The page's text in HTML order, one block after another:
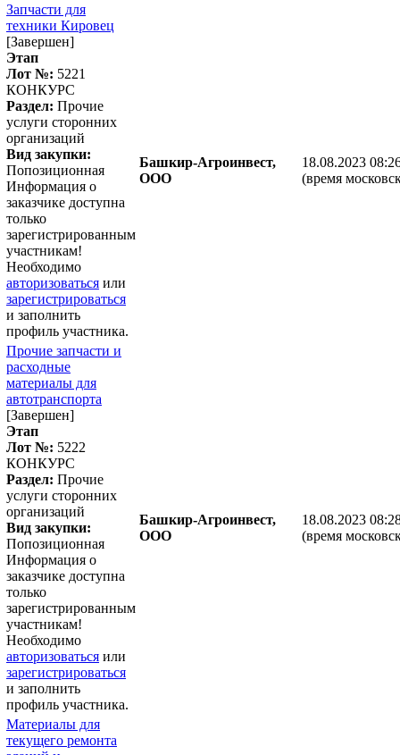
Запчасти для
техники Кировец
[Завершен]
Этап
Лот №: 5221
КОНКУРС
Раздел: Прочие
услуги сторонних
организаций
Вид закупки:
Попозиционная
Информация о
заказчике доступна
только
зарегистрированным
участникам!
Необходимо
авторизоваться или
зарегистрироваться
и заполнить
профиль участника.
Башкир-Агроинвест,
ООО
18.08.2023
(время
Прочие запчасти и
расходные
материалы для
автотранспорта
[Завершен]
Этап
Лот №: 5222
КОНКУРС
Раздел: Прочие
услуги сторонних
организаций
Вид закупки:
Попозиционная
Информация о
заказчике доступна
только
зарегистрированным
участникам!
Необходимо
авторизоваться или
зарегистрироваться
и заполнить
профиль участника.
Башкир-Агроинвест,
ООО
18.08.2023
(время
Материалы для
текущего ремонта